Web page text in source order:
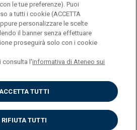
le tue preferenze). Puoi
a tutti i cookie (ACCETTA
personalizzare le scelte
il banner senza effettuare
proseguirà solo con i cookie
consulta l'informativa di Ateneo sui
TUTTI
RIFIUTA TUTTI